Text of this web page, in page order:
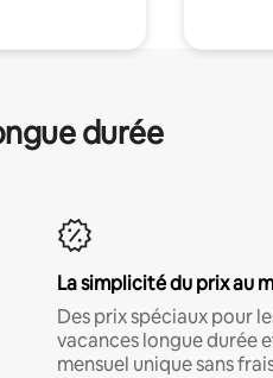
durée
La simplicité du prix au
Des prix spéciaux pour
vacances longue durée
mensuel unique sans